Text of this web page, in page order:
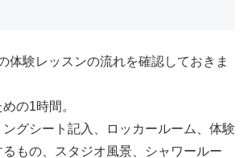
体験レッスンの流れを確認しておきま
の1時間。
グシート記入、ロッカールーム、体験
もの、スタジオ風景、シャワールー